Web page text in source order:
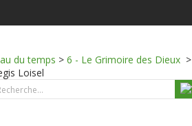
du temps > 6 - Le Grimoire des Dieux >
Loisel